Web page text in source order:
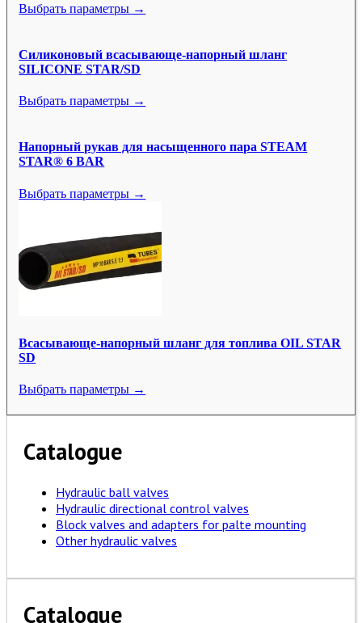
Выбрать параметры →
Силиконовый всасывающе-напорный шланг
SILICONE STAR/SD
Выбрать параметры →
Напорный рукав для насыщенного пара STEAM
STAR® 6 BAR
Выбрать параметры →
Всасывающе-напорный шланг для топлива OIL STAR
SD
Выбрать параметры →
Catalogue
Hydraulic ball valves
Hydraulic directional control valves
Block valves and adapters for palte mounting
Other hydraulic valves
Catalogue